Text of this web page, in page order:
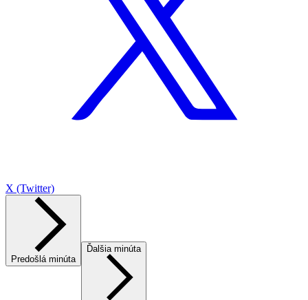
X (Twitter)
Predošlá minúta
Ďalšia minúta